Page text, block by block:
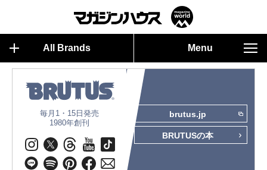
All Brands Menu
毎月1・15日発売
1980年創刊
brutus.jp
BRUTUSの本